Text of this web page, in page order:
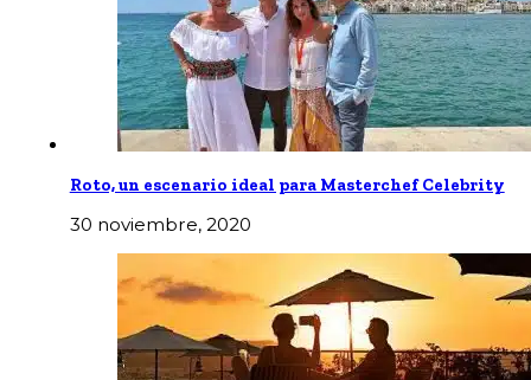
Roto, un escenario ideal para Masterchef Celebrity
30 noviembre, 2020